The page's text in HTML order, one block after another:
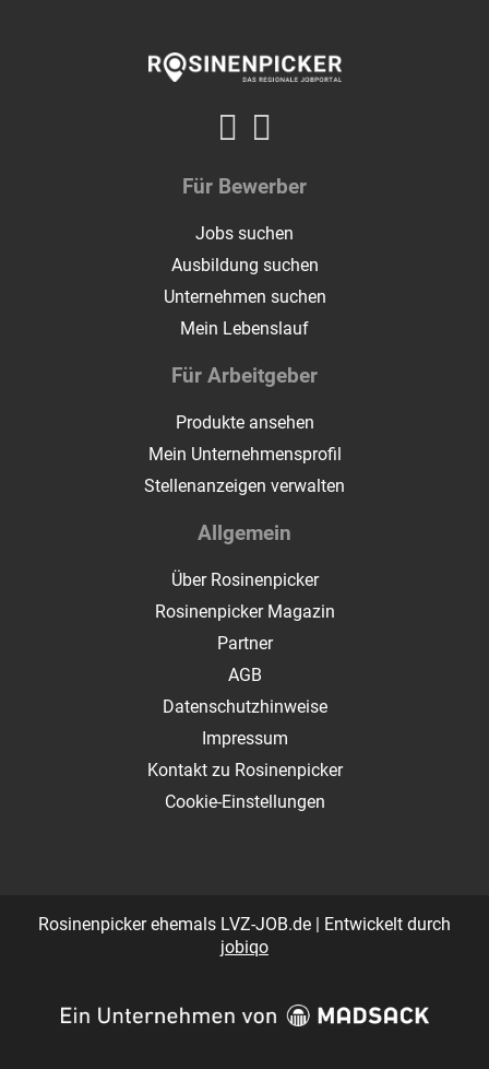
Für Bewerber
Jobs suchen
Ausbildung suchen
Unternehmen suchen
Mein Lebenslauf
Für Arbeitgeber
Produkte ansehen
Mein Unternehmensprofil
Stellenanzeigen verwalten
Allgemein
Über Rosinenpicker
Rosinenpicker Magazin
Partner
AGB
Datenschutzhinweise
Impressum
Kontakt zu Rosinenpicker
Cookie-Einstellungen
Rosinenpicker ehemals LVZ-JOB.de | Entwickelt durch
jobiqo